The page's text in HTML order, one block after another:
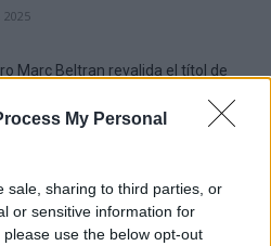
My Personal
sale, sharing to third parties, or
or sensitive information for
use the below opt-out
2025
Marc Beltran revalida el títol de
2025